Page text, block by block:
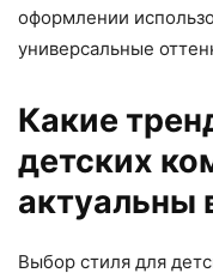
оформлении
универсальные
Какие
детских
актуальны
Выбор стиля для